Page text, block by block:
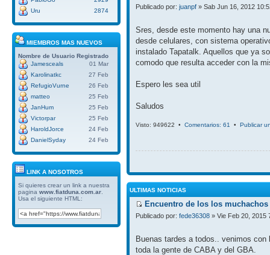
Uru
2874
MIEMBROS MAS NUEVOS
Nombre de Usuario Registrado
Jamesceals
01 Mar
Karolinatkc
27 Feb
RefugioVurne
26 Feb
matteo
25 Feb
JanHum
25 Feb
Victorpar
25 Feb
HaroldJorce
24 Feb
DanielSyday
24 Feb
LINK A NOSOTROS
Si quieres crear un link a nuestra
pagina www.fiatduna.com.ar
Usa el siguiente HTML:
Publicado por: juanpf » Sab Jun 16, 2012
Sres, desde este momento hay una
desde celulares, con sistema
instalado Tapatalk. Aquellos que ya
comodo que resulta acceder con la
Espero les sea util
Saludos
Visto: 949622 • Comentarios: 61 • Publicar
ULTIMAS NOTICIAS
Encuentro de los los
Publicado por: fede36308 » Vie Feb 20, 2015
Buenas tardes a todos.. venimos
toda la gente de CABA y del GBA.